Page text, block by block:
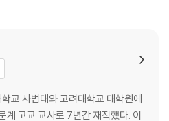
?
지 않았다고?
간 쌀이 수출이라고?
교 사범대와 고려대학교 대학원에
계 고교 교사로 7년간 재직했다. 이